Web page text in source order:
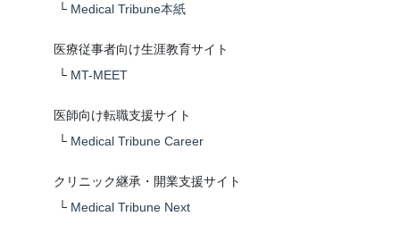
└ Medical Tribune本紙
医療従事者向け生涯教育サイト
└ MT-MEET
医師向け転職支援サイト
└ Medical Tribune Career
クリニック継承・開業支援サイト
└ Medical Tribune Next